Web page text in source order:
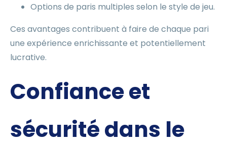
Options de paris multiples selon le style de jeu.
Ces avantages contribuent à faire de chaque pari
une expérience enrichissante et potentiellement
lucrative.
Confiance et
sécurité dans le